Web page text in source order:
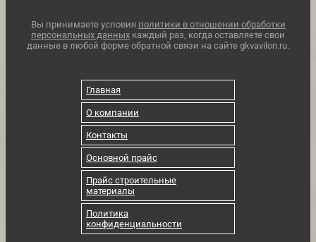
Вы принимаете условия политики в отношении обработки
персональных данных каждый раз, когда оставляете свои
данные в любой форме обратной связи на сайте gkvavilon.ru.
Главная
О компании
Контакты
Основной прайс
Прайс строительные
материалы
Политика
конфиденциальности